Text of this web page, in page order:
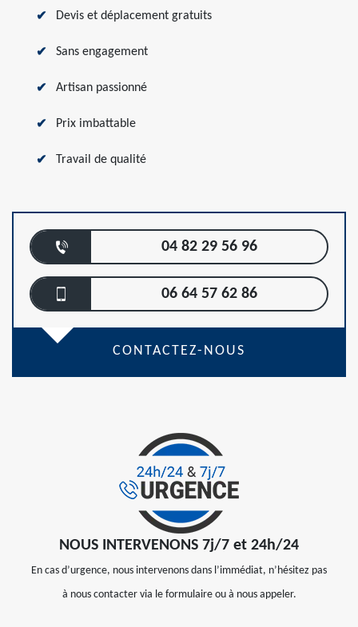
Devis et déplacement gratuits
Sans engagement
Artisan passionné
Prix imbattable
Travail de qualité
04 82 29 56 96
06 64 57 62 86
CONTACTEZ-NOUS
NOUS INTERVENONS 7j/7 et 24h/24
En cas d’urgence, nous intervenons dans l’immédiat, n’hésitez pas
à nous contacter via le formulaire ou à nous appeler.